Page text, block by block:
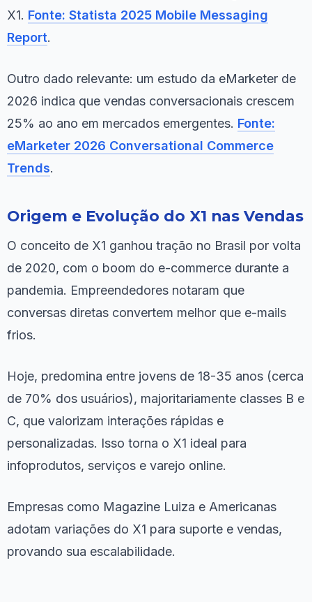
X1. Fonte: Statista 2025 Mobile Messaging
Report.
Outro dado relevante: um estudo da eMarketer de
2026 indica que vendas conversacionais crescem
25% ao ano em mercados emergentes. Fonte:
eMarketer 2026 Conversational Commerce
Trends.
Origem e Evolução do X1 nas Vendas
O conceito de X1 ganhou tração no Brasil por volta
de 2020, com o boom do e-commerce durante a
pandemia. Empreendedores notaram que
conversas diretas convertem melhor que e-mails
frios.
Hoje, predomina entre jovens de 18-35 anos (cerca
de 70% dos usuários), majoritariamente classes B e
C, que valorizam interações rápidas e
personalizadas. Isso torna o X1 ideal para
infoprodutos, serviços e varejo online.
Empresas como Magazine Luiza e Americanas
adotam variações do X1 para suporte e vendas,
provando sua escalabilidade.